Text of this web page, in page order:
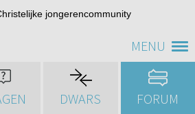
MENU
jongerencommunity
DWARS FORUM